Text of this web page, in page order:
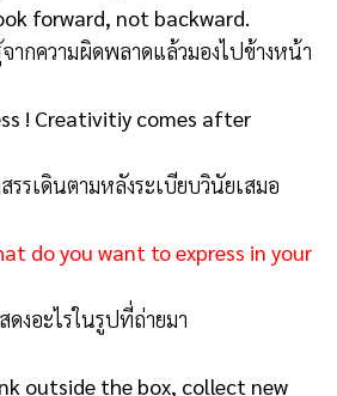
forward, not backward.
ากความผิดพลาดแล้วมองไปข้างหน้า
! Creativitiy comes after
รรเดินตามหลังระเบียบวินัยเสมอ
do you want to express in your
ดงอะไรในรูปที่ถ่ายมา
outside the box, collect new